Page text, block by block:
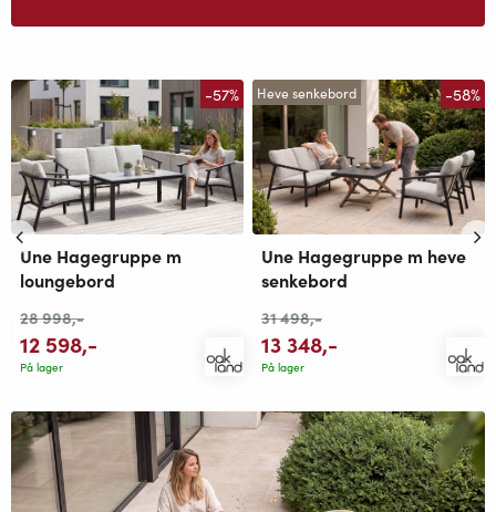
-57%
Une Hagegruppe m
loungebord
28 998,-
12 598,-
På lager
Heve senkebord -58%
Une Hagegruppe m heve
senkebord
31 498,-
13 348,-
På lager